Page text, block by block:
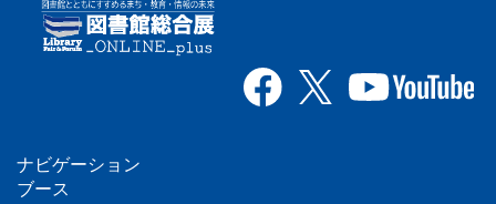
ナビゲーション
ブース